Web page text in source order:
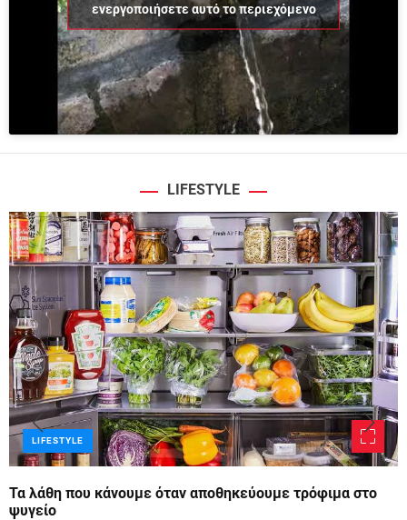
ενεργοποιήσετε αυτό το περιεχόμενο
LIFESTYLE
LIFESTYLE
Τα λάθη που κάνουμε όταν αποθηκεύουμε τρόφιμα στο
ψυγείο